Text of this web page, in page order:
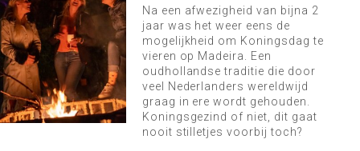
Na een afwezigheid van bijna 2
jaar was het weer eens de
mogelijkheid om Koningsdag te
vieren op Madeira. Een
oudhollandse traditie die door
veel Nederlanders wereldwijd
graag in ere wordt gehouden.
Koningsgezind of niet, dit gaat
nooit stilletjes voorbij toch?